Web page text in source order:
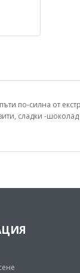
по-силна от
сладки -